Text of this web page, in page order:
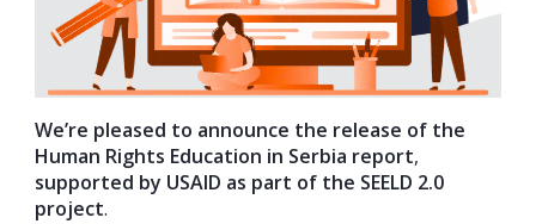
We’re pleased to announce the release of the
Human Rights Education in Serbia report,
supported by USAID as part of the SEELD 2.0
project.